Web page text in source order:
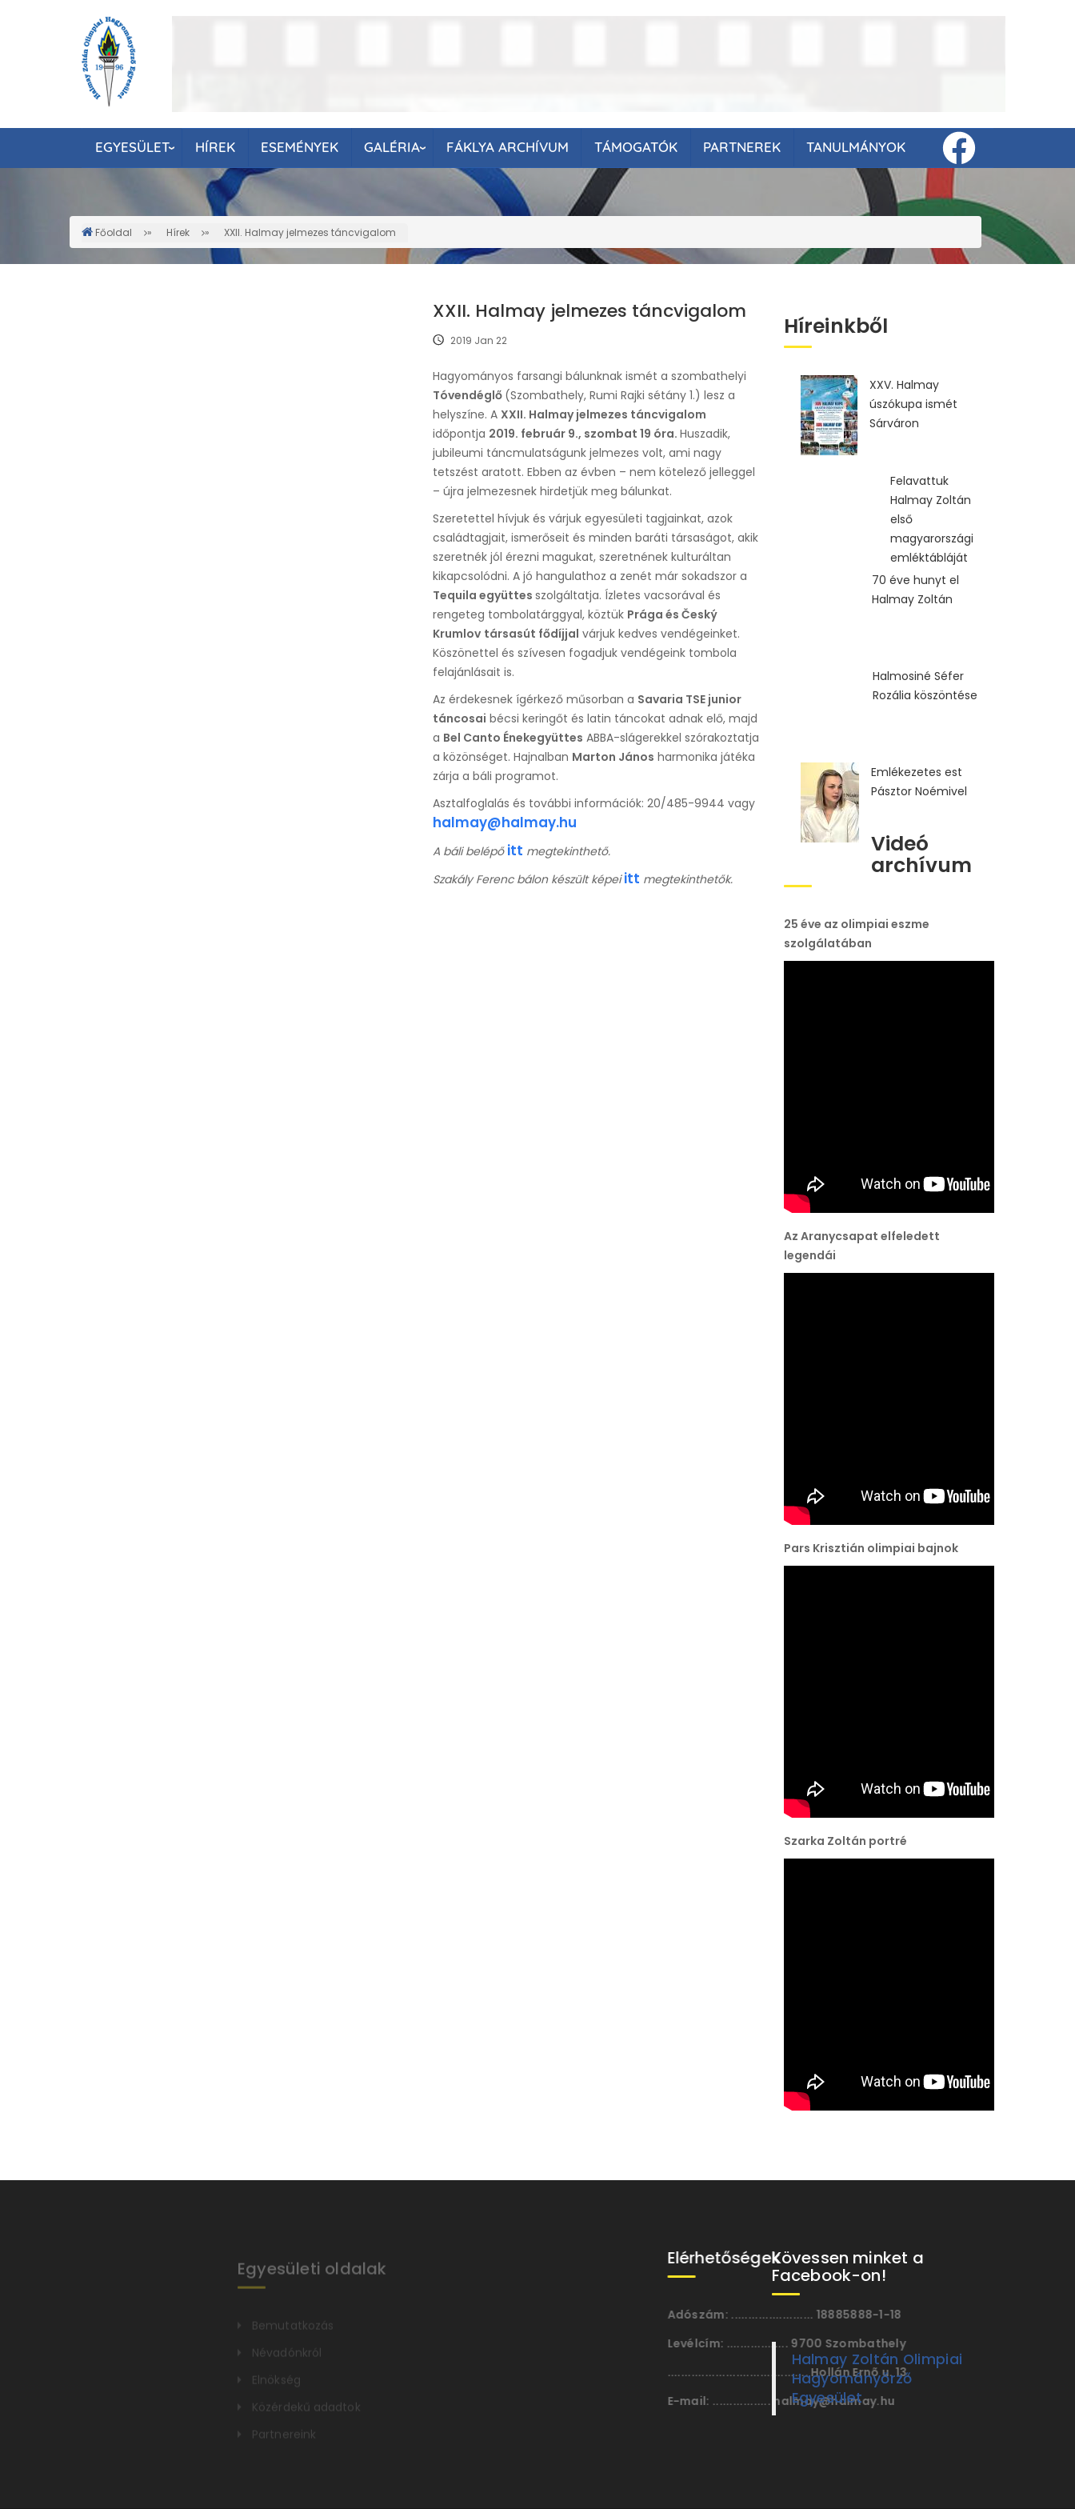
EGYESÜLET HÍREK ESEMÉNYEK GALÉRIA FÁKLYA ARCHÍVUM TÁMOGATÓK PARTNEREK TANULMÁNYOK
Morzsa
Főoldal Hírek XXII. Halmay jelmezes táncvigalom
XXII. Halmay jelmezes táncvigalom
2019 Jan 22
Hagyományos farsangi bálunknak ismét a szombathelyi
Tóvendéglő (Szombathely, Rumi Rajki sétány 1.) lesz a
helyszíne. A XXII. Halmay jelmezes táncvigalom
időpontja 2019. február 9., szombat 19 óra. Huszadik,
jubileumi táncmulatságunk jelmezes volt, ami nagy
tetszést aratott. Ebben az évben – nem kötelező jelleggel
– újra jelmezesnek hirdetjük meg bálunkat.
Szeretettel hívjuk és várjuk egyesületi tagjainkat, azok
családtagjait, ismerőseit és minden baráti társaságot, akik
szeretnék jól érezni magukat, szeretnének kulturáltan
kikapcsolódni. A jó hangulathoz a zenét már sokadszor a
Tequila együttes szolgáltatja. Ízletes vacsorával és
rengeteg tombolatárggyal, köztük Prága és Český
Krumlov társasút fődíjjal várjuk kedves vendégeinket.
Köszönettel és szívesen fogadjuk vendégeink tombola
felajánlásait is.
Az érdekesnek ígérkező műsorban a Savaria TSE junior
táncosai bécsi keringőt és latin táncokat adnak elő, majd
a Bel Canto Énekegyüttes ABBA-slágerekkel szórakoztatja
a közönséget. Hajnalban Marton János harmonika játéka
zárja a báli programot.
Asztalfoglalás és további információk: 20/485-9944 vagy
halmay@halmay.hu
A báli belépő itt megtekinthető.
Szakály Ferenc bálon készült képeiitt megtekinthetők.
Híreinkből
XXV. Halmay
úszókupa ismét
Sárváron
Felavattuk
Halmay Zoltán
első
magyarországi
emléktábláját
70 éve hunyt el
Halmay Zoltán
Halmosiné Séfer
Rozália köszöntése
Emlékezetes est
Pásztor Noémivel
Videó
archívum
25 éve az olimpiai eszme
szolgálatában
Az Aranycsapat elfeledett
legendái
Pars Krisztián olimpiai bajnok
Szarka Zoltán portré
Egyesületi oldalak
........................ 18885888-1-18
.................. 9700 Szombathely
......................................... Hollán Ernõ u. 13.
................. halmay@halmay.hu
Kövessen minket a
Facebook-on!
Halmay Zoltán Olimpiai
Hagyományőrző
Egyesület